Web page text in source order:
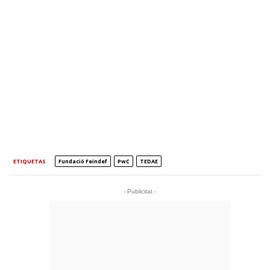
ETIQUETAS Fundació Feindef PwC TEDAE
- Publicitat -